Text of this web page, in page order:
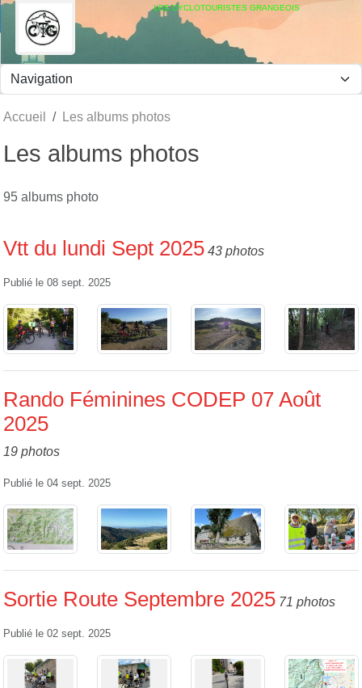
LES CYCLOTOURISTES GRANGEOIS
Accueil Les albums photos
Les albums photos
95 albums photo
Vtt du lundi Sept 2025 43 photos
Publié le 08 sept. 2025
Rando Féminines CODEP 07 Août
2025
19 photos
Publié le 04 sept. 2025
Sortie Route Septembre 2025 71 photos
Publié le 02 sept. 2025
Panneau de gestion des cookies